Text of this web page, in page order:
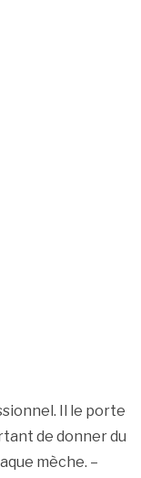
Il le porte
de donner du
mèche. –